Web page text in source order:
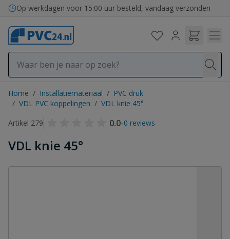
Ga naar de inhoud
Op werkdagen voor 15:00 uur besteld, vandaag verzonden
Home / Installatiemateriaal / PVC druk
/ VDL PVC koppelingen / VDL knie 45°
Artikel 279
0.0-0 reviews
VDL knie 45°